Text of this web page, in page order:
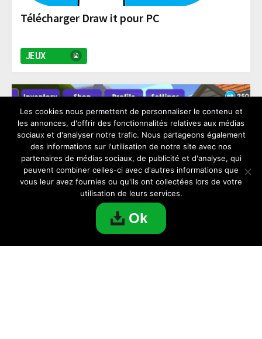
Télécharger Draw it pour PC
JEUX
Les cookies nous permettent de personnaliser le contenu et
les annonces, d'offrir des fonctionnalités relatives aux médias
sociaux et d'analyser notre trafic. Nous partageons également
des informations sur l'utilisation de notre site avec nos
partenaires de médias sociaux, de publicité et d'analyse, qui
peuvent combiner celles-ci avec d'autres informations que
vous leur avez fournies ou qu'ils ont collectées lors de votre
utilisation de leurs services.
Ok